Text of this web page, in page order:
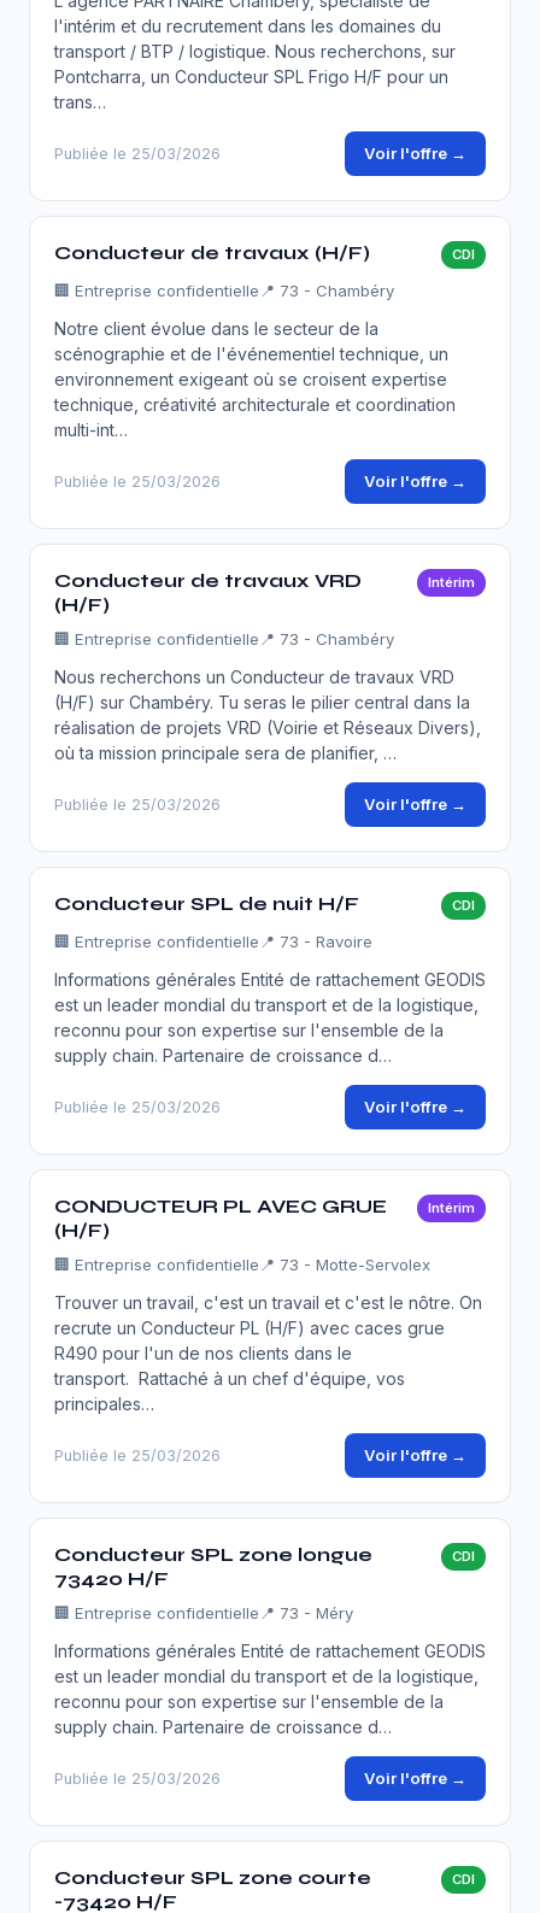
l'intérim et du recrutement dans les domaines du
transport / BTP / logistique. Nous recherchons, sur
Pontcharra, un Conducteur SPL Frigo H/F pour un
trans…
Publiée le 25/03/2026 Voir l'offre →
Conducteur de travaux (H/F) CDI
🏢 Entreprise confidentielle 📍 73 - Chambéry
Notre client évolue dans le secteur de la
scénographie et de l'événementiel technique, un
environnement exigeant où se croisent expertise
technique, créativité architecturale et coordination
multi-int…
Publiée le 25/03/2026 Voir l'offre →
Conducteur de travaux VRD
(H/F)
Intérim
🏢 Entreprise confidentielle 📍 73 - Chambéry
Nous recherchons un Conducteur de travaux VRD
(H/F) sur Chambéry. Tu seras le pilier central dans la
réalisation de projets VRD (Voirie et Réseaux Divers),
où ta mission principale sera de planifier, …
Publiée le 25/03/2026 Voir l'offre →
Conducteur SPL de nuit H/F CDI
🏢 Entreprise confidentielle 📍 73 - Ravoire
Informations générales Entité de rattachement GEODIS
est un leader mondial du transport et de la logistique,
reconnu pour son expertise sur l'ensemble de la
supply chain. Partenaire de croissance d…
Publiée le 25/03/2026 Voir l'offre →
CONDUCTEUR PL AVEC GRUE
(H/F)
Intérim
🏢 Entreprise confidentielle 📍 73 - Motte-Servolex
Trouver un travail, c'est un travail et c'est le nôtre. On
recrute un Conducteur PL (H/F) avec caces grue
R490 pour l'un de nos clients dans le
transport. Rattaché à un chef d'équipe, vos
principales…
Publiée le 25/03/2026 Voir l'offre →
Conducteur SPL zone longue
73420 H/F
CDI
🏢 Entreprise confidentielle 📍 73 - Méry
Informations générales Entité de rattachement GEODIS
est un leader mondial du transport et de la logistique,
reconnu pour son expertise sur l'ensemble de la
supply chain. Partenaire de croissance d…
Publiée le 25/03/2026 Voir l'offre →
Conducteur SPL zone courte
-73420 H/F
CDI